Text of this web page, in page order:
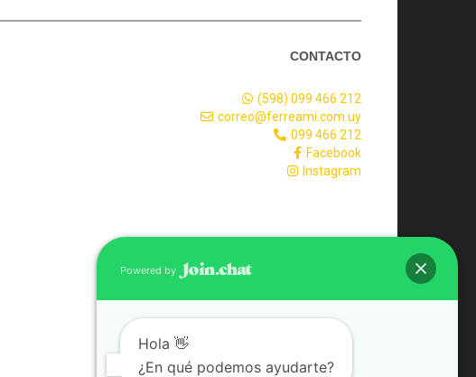
CONTACTO
(598) 099 466 212
correo@ferreami.com.uy
099 466 212
Facebook
Instagram
Powered by
Hola 👋
¿En qué podemos ayudarte?